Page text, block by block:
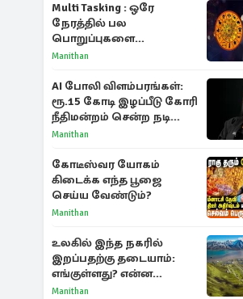
Multi Tasking : ஒரே
நேரத்தில் பல
பொறுப்புகளை
கையாளும் டாப் 3 ராசிகள்!
Manithan
AI போலி விளம்பரங்கள்:
ரூ.15 கோடி இழப்பீடு கோரி
நீதிமன்றம் சென்ற நடிகை
ஸ்ருதி ஹாசன்!
Manithan
கோடீஸ்வர யோகம்
கிடைக்க எந்த பூஜை
செய்ய வேண்டும்?
Manithan
உலகில் இந்த நகரில்
இறப்பதற்கு தடையாம்:
எங்குள்ளது? என்ன
காரணம் தெரியுமா?
Manithan